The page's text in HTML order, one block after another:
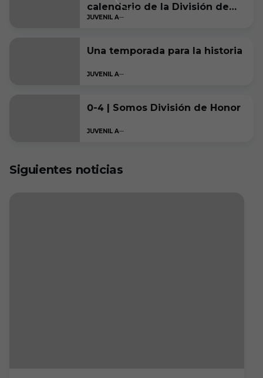
calendario de la División de
Honor 2024/2025
JUVENIL A
Una temporada para la historia
JUVENIL A
0-4 | Somos División de Honor
JUVENIL A
Siguientes noticias